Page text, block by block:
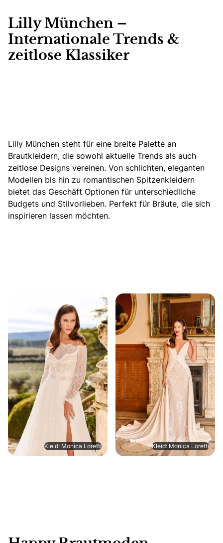
Lilly München –
Internationale Trends &
zeitlose Klassiker
Lilly München steht für eine breite Palette an
Brautkleidern, die sowohl aktuelle Trends als auch
zeitlose Designs vereinen. Von schlichten, eleganten
Modellen bis hin zu romantischen Spitzenkleidern
bietet das Geschäft Optionen für unterschiedliche
Budgets und Stilvorlieben. Perfekt für Bräute, die sich
inspirieren lassen möchten.
Kleid: Monica Loretti Kleid: Monica Loretti